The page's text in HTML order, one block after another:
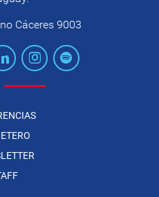
Cáceres 9003